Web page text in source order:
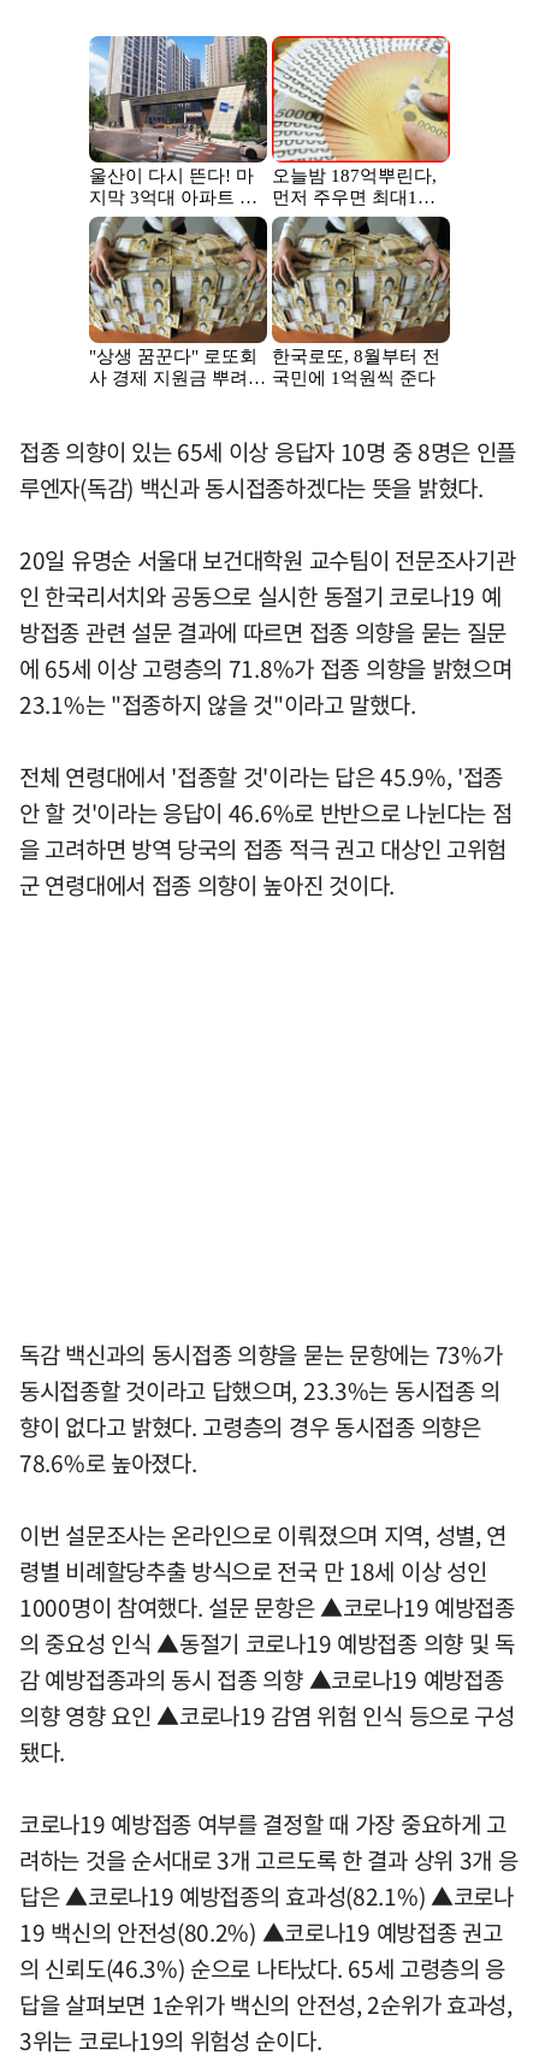
접종 의향이 있는 65세 이상 응답자 10명 중 8명은 인플
루엔자(독감) 백신과 동시접종하겠다는 뜻을 밝혔다.
20일 유명순 서울대 보건대학원 교수팀이 전문조사기관
인 한국리서치와 공동으로 실시한 동절기 코로나19 예
방접종 관련 설문 결과에 따르면 접종 의향을 묻는 질문
에 65세 이상 고령층의 71.8%가 접종 의향을 밝혔으며
23.1%는 "접종하지 않을 것"이라고 말했다.
전체 연령대에서 '접종할 것'이라는 답은 45.9%, '접종
안 할 것'이라는 응답이 46.6%로 반반으로 나뉜다는 점
을 고려하면 방역 당국의 접종 적극 권고 대상인 고위험
군 연령대에서 접종 의향이 높아진 것이다.
독감 백신과의 동시접종 의향을 묻는 문항에는 73%가
동시접종할 것이라고 답했으며, 23.3%는 동시접종 의
향이 없다고 밝혔다. 고령층의 경우 동시접종 의향은
78.6%로 높아졌다.
이번 설문조사는 온라인으로 이뤄졌으며 지역, 성별, 연
령별 비례할당추출 방식으로 전국 만 18세 이상 성인
1000명이 참여했다. 설문 문항은 ▲코로나19 예방접종
의 중요성 인식 ▲동절기 코로나19 예방접종 의향 및 독
감 예방접종과의 동시 접종 의향 ▲코로나19 예방접종
의향 영향 요인 ▲코로나19 감염 위험 인식 등으로 구성
됐다.
코로나19 예방접종 여부를 결정할 때 가장 중요하게 고
려하는 것을 순서대로 3개 고르도록 한 결과 상위 3개 응
답은 ▲코로나19 예방접종의 효과성(82.1%) ▲코로나
19 백신의 안전성(80.2%) ▲코로나19 예방접종 권고
의 신뢰도(46.3%) 순으로 나타났다. 65세 고령층의 응
답을 살펴보면 1순위가 백신의 안전성, 2순위가 효과성,
3위는 코로나19의 위험성 순이다.